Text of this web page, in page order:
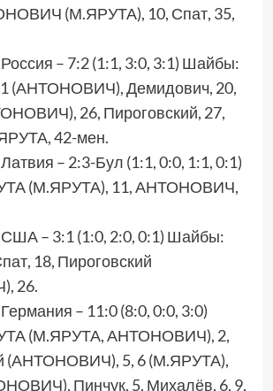
(М.ЯРУТА), 10, Спат, 35,
– 7:2 (1:1, 3:0, 3:1) Шайбы:
(АНТОНОВИЧ), Демидович, 20,
26, Пироговский, 27,
42-мен.
– 2:3-Бул (1:1, 0:0, 1:1, 0:1)
(М.ЯРУТА), 11, АНТОНОВИЧ,
США – 3:1 (1:0, 2:0, 0:1) Шайбы:
18, Пироговский
26.
– 11:0 (8:0, 0:0, 3:0)
(М.ЯРУТА, АНТОНОВИЧ), 2,
(АНТОНОВИЧ), 5, 6 (М.ЯРУТА),
Пинчук, 5, Михалёв, 6, 9,